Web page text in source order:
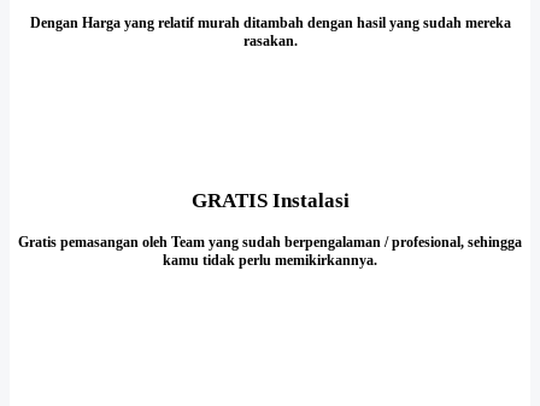
Dengan Harga yang relatif murah ditambah dengan hasil yang sudah mereka
rasakan.
GRATIS Instalasi
Gratis pemasangan oleh Team yang sudah berpengalaman / profesional, sehingga
kamu tidak perlu memikirkannya.